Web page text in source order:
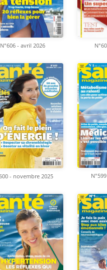
N°606 - avril 2026
- novembre 2025